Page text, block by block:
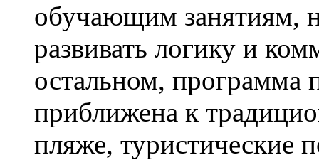
обучающим занятиям,
развивать логику и
остальном, программа
приближена к
пляже, туристические